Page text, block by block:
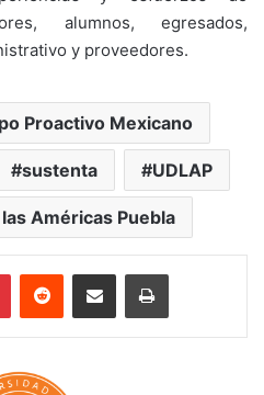
alumnos, egresados,
y proveedores.
Proactivo Mexicano
sustenta UDLAP
Américas Puebla
PinterestReddit Share via Email Print